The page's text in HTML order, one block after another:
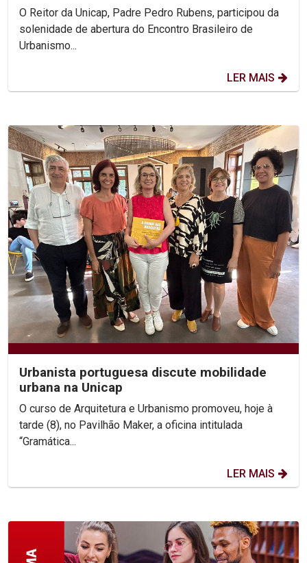
O Reitor da Unicap, Padre Pedro Rubens, participou da
solenidade de abertura do Encontro Brasileiro de
Urbanismo...
LER MAIS
Urbanista portuguesa discute mobilidade
urbana na Unicap
O curso de Arquitetura e Urbanismo promoveu, hoje à
tarde (8), no Pavilhão Maker, a oficina intitulada
“Gramática...
LER MAIS